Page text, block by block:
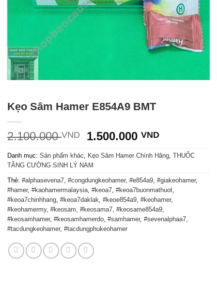
Kẹo Sâm Hamer E854A9 BMT
2.100.000VND
Giá
gốc
là:
2.100.000 VND.
1.500.000VNDGiá
hiện
tại
là:
1.500.000
Danh mục: Sản phẩm khác, Kẹo Sâm Hamer Chính Hãng, THUỐC
TĂNG CƯỜNG SINH LÝ NAM
Thẻ: #alphasevena7, #congdungkeohamer, #e854a9, #giakeohamer,
#hamer, #kaohamermalaysia, #keoa7, #keoa7buonmathuot,
#keoa7chinhhang, #keoa7daklak, #keoe854a9, #keohamer,
#keohamermy, #keosam, #keosama7, #keosame854a9,
#keosamhamer, #keosamhamerdo, #samhamer, #sevenalphaa7,
#tacdungkeohamer, #tacdungphukeohamer